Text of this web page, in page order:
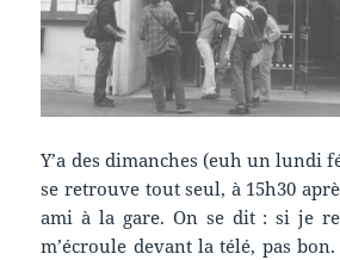
Y’a des dimanches (euh un lundi
se retrouve tout seul, à 15h30
ami à la gare. On se dit : si je
m’écroule devant la télé, pas